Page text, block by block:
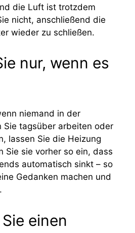
die Luft ist trotzdem
nicht, anschließend die
wieder zu schließen.
nur, wenn es
niemand in der
Sie tagsüber arbeiten oder
lassen Sie die Heizung
Sie sie vorher so ein, dass
automatisch sinkt – so
Gedanken machen und
einen